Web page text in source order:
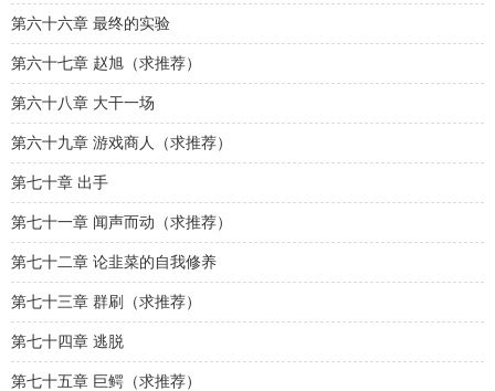
第六十六章 最终的实验
第六十七章 赵旭（求推荐）
第六十八章 大干一场
第六十九章 游戏商人（求推荐）
第七十章 出手
第七十一章 闻声而动（求推荐）
第七十二章 论韭菜的自我修养
第七十三章 群刷（求推荐）
第七十四章 逃脱
第七十五章 巨鳄（求推荐）